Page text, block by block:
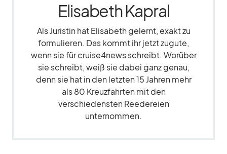
Elisabeth Kapral
Als Juristin hat Elisabeth gelernt, exakt zu
formulieren. Das kommt ihr jetzt zugute,
wenn sie für cruise4news schreibt. Worüber
sie schreibt, weiß sie dabei ganz genau,
denn sie hat in den letzten 15 Jahren mehr
als 80 Kreuzfahrten mit den
verschiedensten Reedereien
unternommen.